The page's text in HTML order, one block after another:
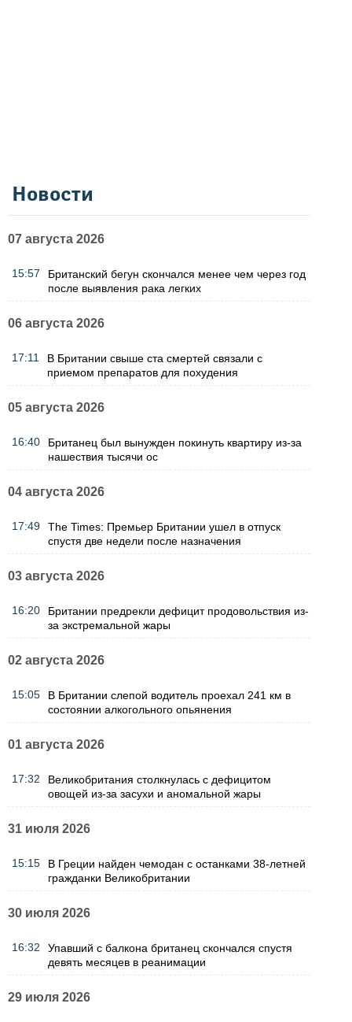
Новости
07 августа 2026
15:57
Британский бегун скончался менее чем через год
после выявления рака легких
06 августа 2026
17:11
В Британии свыше ста смертей связали с
приемом препаратов для похудения
05 августа 2026
16:40
Британец был вынужден покинуть квартиру из-за
нашествия тысячи ос
04 августа 2026
17:49
The Times: Премьер Британии ушел в отпуск
спустя две недели после назначения
03 августа 2026
16:20
Британии предрекли дефицит продовольствия из-
за экстремальной жары
02 августа 2026
15:05
В Британии слепой водитель проехал 241 км в
состоянии алкогольного опьянения
01 августа 2026
17:32
Великобритания столкнулась с дефицитом
овощей из-за засухи и аномальной жары
31 июля 2026
15:15
В Греции найден чемодан с останками 38-летней
гражданки Великобритании
30 июля 2026
16:32
Упавший с балкона британец скончался спустя
девять месяцев в реанимации
29 июля 2026